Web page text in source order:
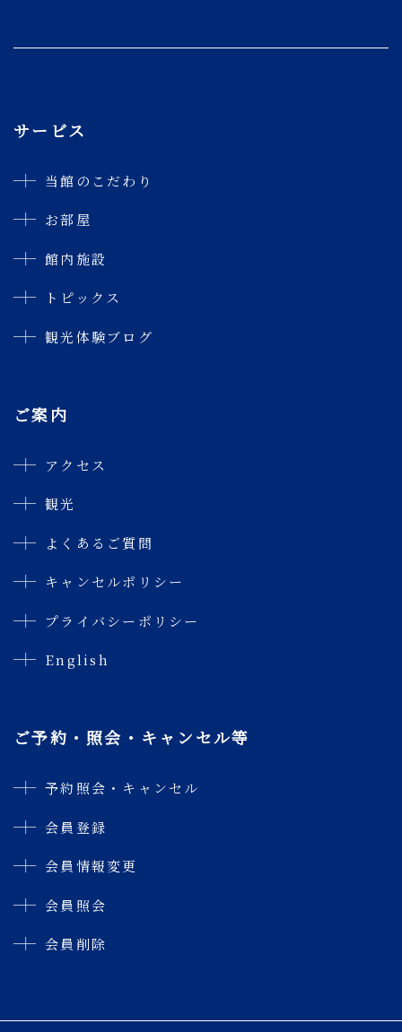
サービス
当館のこだわり
お部屋
館内施設
トピックス
観光体験ブログ
ご案内
アクセス
観光
よくあるご質問
キャンセルポリシー
プライバシーポリシー
English
ご予約・照会・キャンセル等
予約照会・キャンセル
会員登録
会員情報変更
会員照会
会員削除